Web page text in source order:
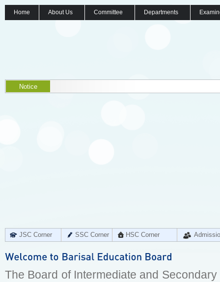
Home About Us Committee Departments
Notice
JSC Corner SSC Corner HSC Corner
The Board of Intermediate and